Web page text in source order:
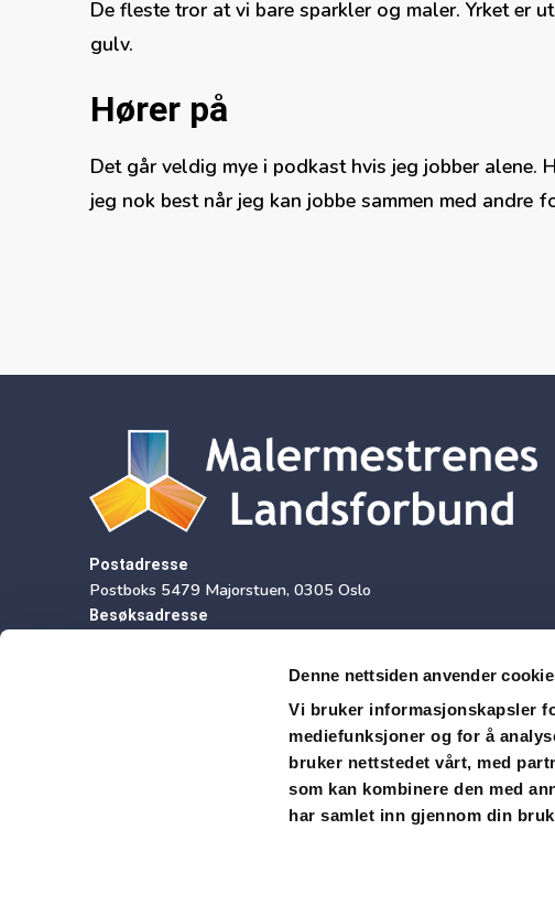
Denne nettsiden anvender
Vi bruker informasjonskapsler
mediefunksjoner og for å
bruker nettstedet vårt, med
som kan kombinere den med
har samlet inn gjennom din
De fleste tror at vi bare sparkler og maler. Yrket er
gulv.
Hører på
Det går veldig mye i podkast hvis jeg jobber alene.
jeg nok best når jeg kan jobbe sammen med andre
Postadresse
Postboks 5479 Majorstuen, 0305 Oslo
Besøksadresse
Fakturaadresse/ EHF